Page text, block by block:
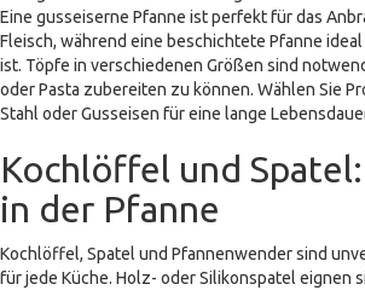
Eine gusseiserne Pfanne ist perfekt für das
Fleisch, während eine beschichtete Pfanne
ist. Töpfe in verschiedenen Größen sind
oder Pasta zubereiten zu können. Wählen Sie
Stahl oder Gusseisen für eine lange
Kochlöffel und
in der Pfanne
Kochlöffel, Spatel und Pfannenwender sind
für jede Küche. Holz- oder Silikonspatel eignen